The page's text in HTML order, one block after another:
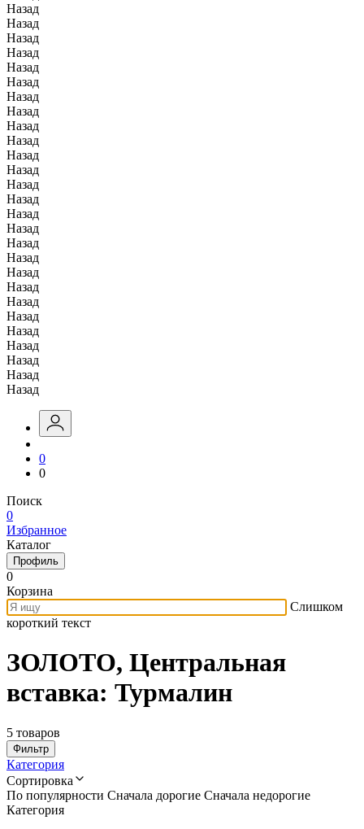
Назад
Назад
Назад
Назад
Назад
Назад
Назад
Назад
Назад
Назад
Назад
Назад
Назад
Назад
Назад
Назад
Назад
Назад
Назад
Назад
Назад
Назад
Назад
Назад
Назад
Назад
Назад
0
0
Поиск
0
Избранное
Каталог
Профиль
0
Корзина
Слишком
короткий текст
ЗОЛОТО, Центральная
вставка: Турмалин
5 товаров
Фильтр
Категория
Сортировка
По популярности Сначала дорогие Сначала недорогие
Категория